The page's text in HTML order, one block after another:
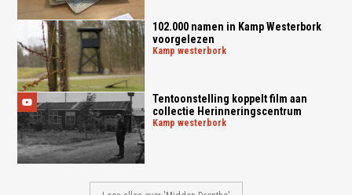
102.000 namen in Kamp Westerbork
voorgelezen
kamp westerbork
Tentoonstelling koppelt film aan
collectie Herinneringscentrum
kamp westerbork